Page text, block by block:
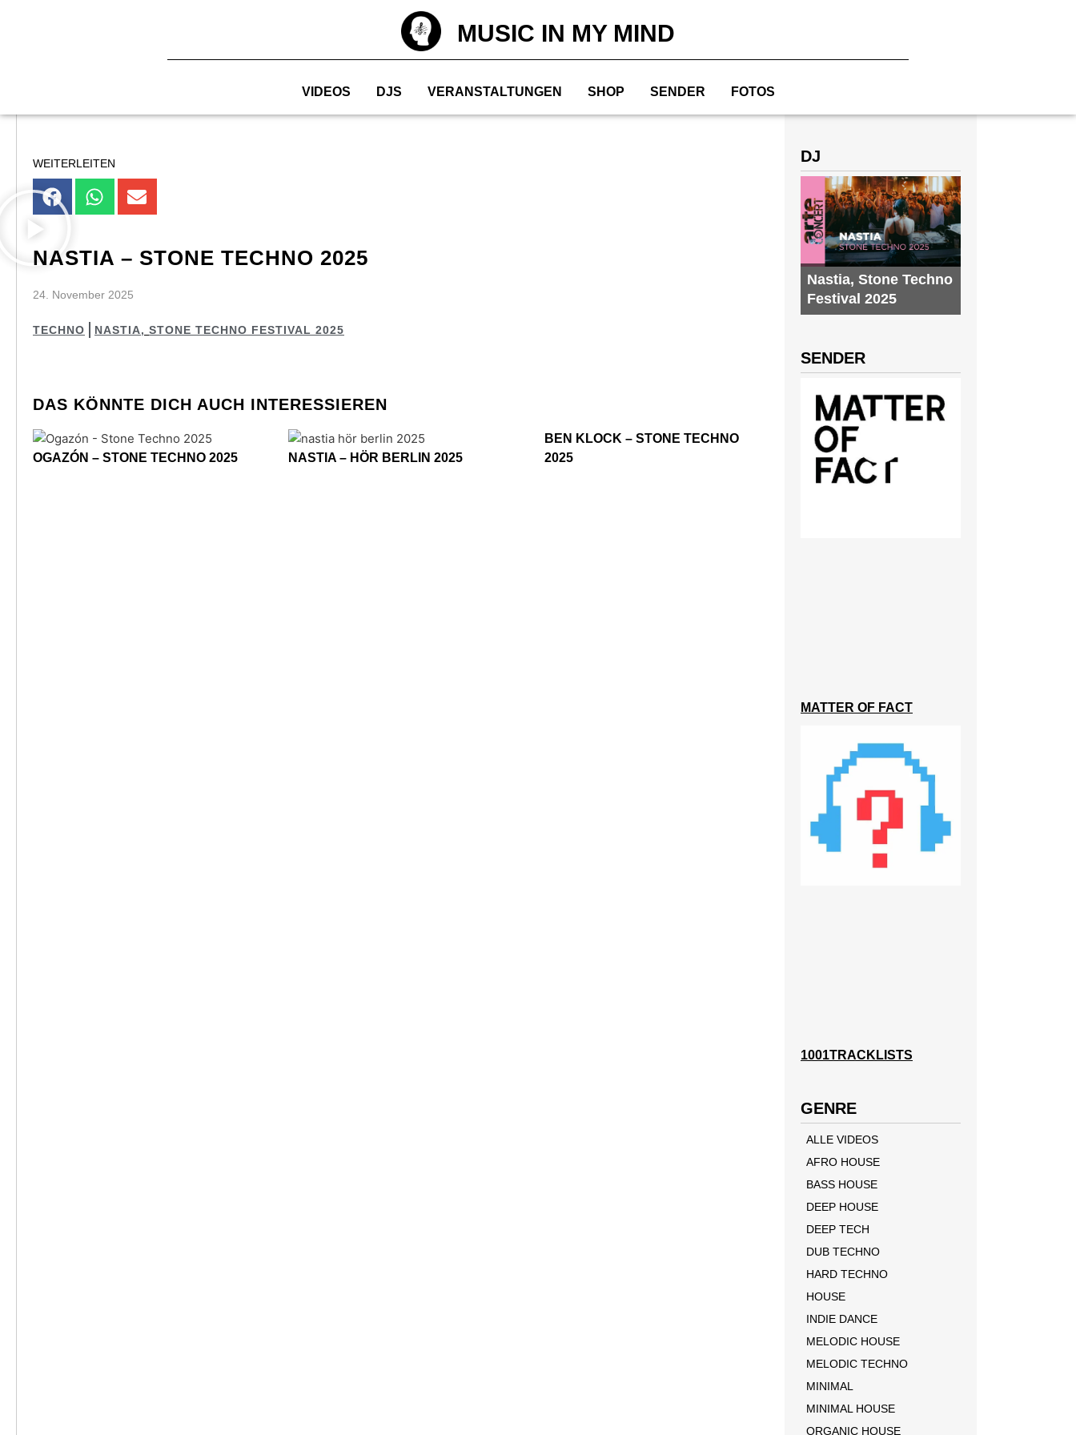
MUSIC IN MY MIND
VIDEOS DJS VERANSTALTUNGEN SHOP SENDER FOTOS
WEITERLEITEN
NASTIA – STONE TECHNO 2025
24. November 2025
TECHNO NASTIA, STONE TECHNO FESTIVAL 2025
DAS KÖNNTE DICH AUCH INTERESSIEREN
OGAZÓN – STONE TECHNO 2025 NASTIA – HÖR BERLIN 2025
BEN KLOCK – STONE TECHNO
2025
DJ
Nastia, Stone Techno
Festival 2025
SENDER
MATTER OF FACT
1001TRACKLISTS
GENRE
ALLE VIDEOS
AFRO HOUSE
BASS HOUSE
DEEP HOUSE
DEEP TECH
DUB TECHNO
HARD TECHNO
HOUSE
INDIE DANCE
MELODIC HOUSE
MELODIC TECHNO
MINIMAL
MINIMAL HOUSE
ORGANIC HOUSE